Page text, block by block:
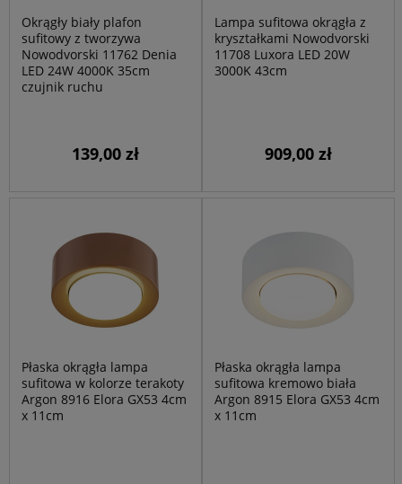
Okrągły biały plafon
sufitowy z tworzywa
Nowodvorski 11762 Denia
LED 24W 4000K 35cm
czujnik ruchu
139,00 zł
Lampa sufitowa okrągła z
kryształkami Nowodvorski
11708 Luxora LED 20W
3000K 43cm
909,00 zł
Płaska okrągła lampa
sufitowa w kolorze terakoty
Argon 8916 Elora GX53 4cm
x 11cm
Płaska okrągła lampa
sufitowa kremowo biała
Argon 8915 Elora GX53 4cm
x 11cm